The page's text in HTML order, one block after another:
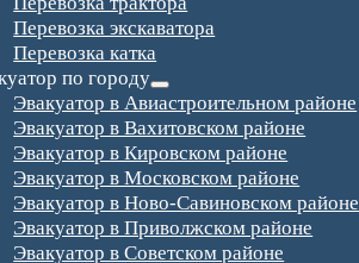
Перевозка экскаватора
Перевозка катка
по городу
Эвакуатор в Авиастроительном районе
Эвакуатор в Вахитовском районе
Эвакуатор в Кировском районе
Эвакуатор в Московском районе
Эвакуатор в Ново-Савиновском районе
Эвакуатор в Приволжском районе
Эвакуатор в Советском районе